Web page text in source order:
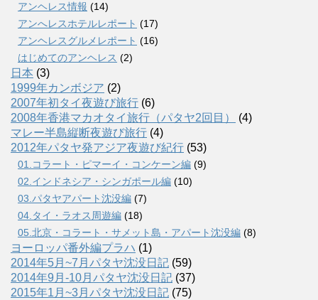
アンヘレス情報 (14)
アンへレスホテルレポート (17)
アンヘレスグルメレポート (16)
はじめてのアンヘレス (2)
日本 (3)
1999年カンボジア (2)
2007年初タイ夜遊び旅行 (6)
2008年香港マカオタイ旅行（パタヤ2回目）
(4)
マレー半島縦断夜遊び旅行 (4)
2012年パタヤ発アジア夜遊び紀行 (53)
01.コラート・ピマーイ・コンケーン編 (9)
02.インドネシア・シンガポール編 (10)
03.パタヤアパート沈没編 (7)
04.タイ・ラオス周遊編 (18)
05.北京・コラート・サメット島・アパート沈没編 (8)
ヨーロッパ番外編プラハ (1)
2014年5月~7月パタヤ沈没日記 (59)
2014年9月-10月パタヤ沈没日記 (37)
2015年1月~3月パタヤ沈没日記 (75)